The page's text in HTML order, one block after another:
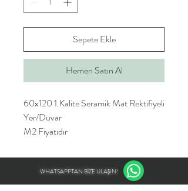
Sepete Ekle
Hemen Satın Al
60x120 1.Kalite Seramik Mat Rektifiyeli
Yer/Duvar
M2 Fiyatıdır
WHATSAPPTAN BİZE ULAŞIN!